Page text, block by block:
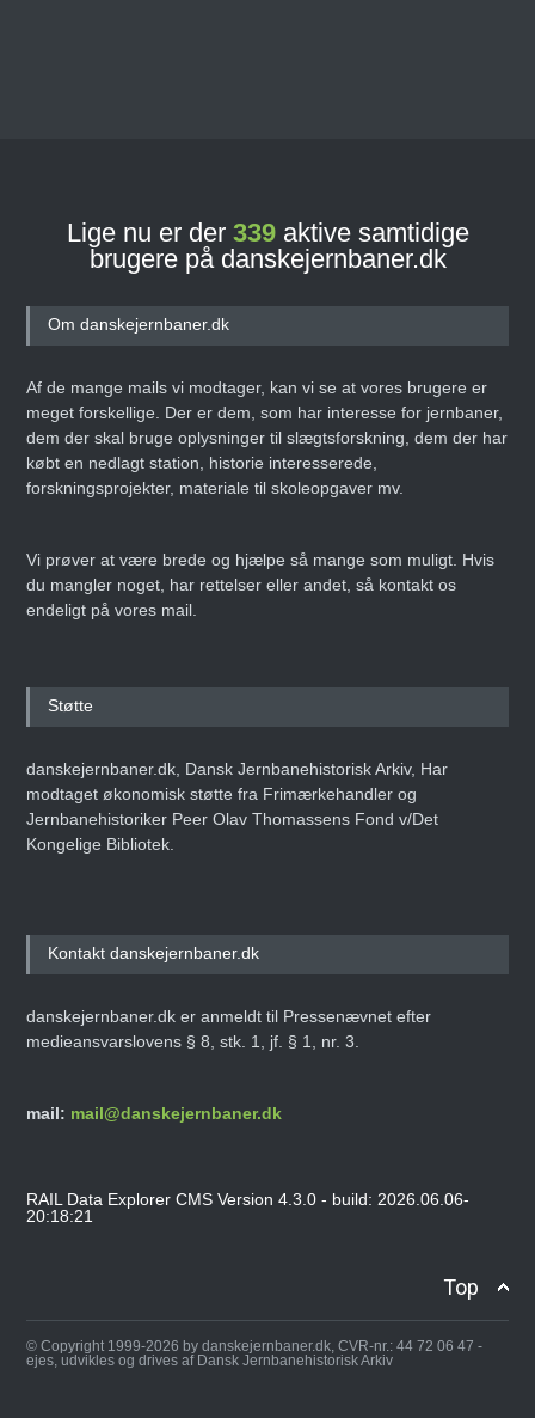
Banebasen: Det nye digitale
ARTIKELDen 27. september 2025
Danmarks Jernbanemuseum
fejrer 50-års jubilæum med
ARTIKELDen 14. juni 2025
ARTIKELDen 8. maj 2025
Lige nu er der 339aktive samtidige
brugere på danskejernbaner.dk
Om danskejernbaner.dk
Af de mange mails vi modtager, kan vi se at vores brugere er
meget forskellige. Der er dem, som har interesse for jernbaner,
dem der skal bruge oplysninger til slægtsforskning, dem der har
købt en nedlagt station, historie interesserede,
forskningsprojekter, materiale til skoleopgaver mv.
Vi prøver at være brede og hjælpe så mange som muligt. Hvis
du mangler noget, har rettelser eller andet, så kontakt os
endeligt på vores mail.
Støtte
danskejernbaner.dk, Dansk Jernbanehistorisk Arkiv, Har
modtaget økonomisk støtte fra Frimærkehandler og
Jernbanehistoriker Peer Olav Thomassens Fond v/Det
Kongelige Bibliotek.
Kontakt danskejernbaner.dk
danskejernbaner.dk er anmeldt til Pressenævnet efter
medieansvarslovens § 8, stk. 1, jf. § 1, nr. 3.
mail: mail@danskejernbaner.dk
RAIL Data Explorer CMS Version 4.3.0 - build: 2026.06.06-
20:18:21
Top
© Copyright 1999-2026 by danskejernbaner.dk, CVR-nr.: 44 72 06 47 -
ejes, udvikles og drives af Dansk Jernbanehistorisk Arkiv